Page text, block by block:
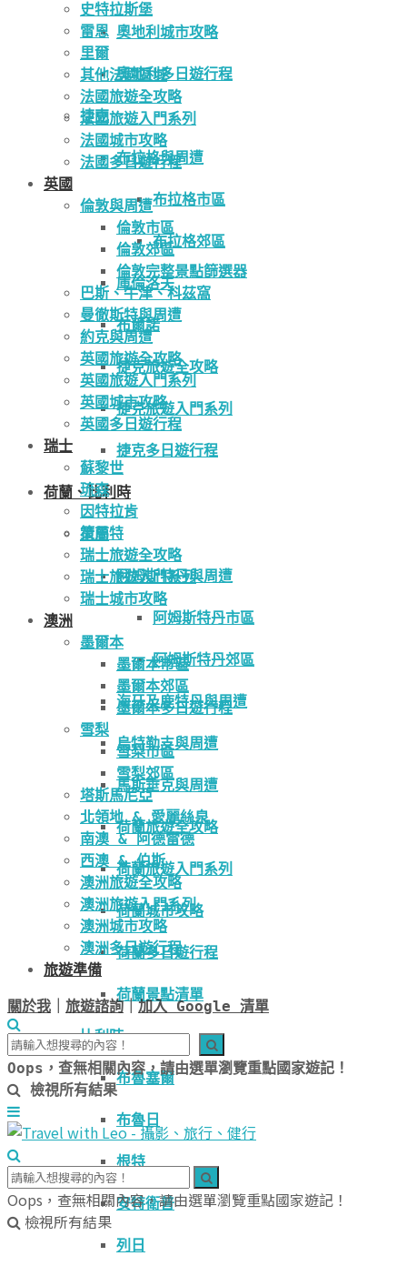
奧地利城市攻略
奧地利多日遊行程
捷克
布拉格與周遭
布拉格市區
布拉格郊區
庫倫洛夫
布爾諾
捷克旅遊全攻略
捷克旅遊入門系列
捷克多日遊行程
荷蘭、比利時
荷蘭
阿姆斯特丹與周遭
阿姆斯特丹市區
阿姆斯特丹郊區
海牙及鹿特丹與周遭
烏特勒支與周遭
馬斯垂克與周遭
荷蘭旅遊全攻略
荷蘭旅遊入門系列
荷蘭城市攻略
荷蘭多日遊行程
荷蘭景點清單
比利時
布魯塞爾
布魯日
根特
安特衛普
列日
史特拉斯堡
雷恩
里爾
其他法國區域
法國旅遊全攻略
法國旅遊入門系列
法國城市攻略
法國多日遊行程
英國
倫敦與周遭
倫敦市區
倫敦郊區
倫敦完整景點篩選器
巴斯、牛津、科茲窩
曼徹斯特與周遭
約克與周遭
英國旅遊全攻略
英國旅遊入門系列
英國城市攻略
英國多日遊行程
瑞士
蘇黎世
琉森
因特拉肯
策馬特
瑞士旅遊全攻略
瑞士旅遊入門系列
瑞士城市攻略
澳洲
墨爾本
墨爾本市區
墨爾本郊區
墨爾本多日遊行程
雪梨
雪梨市區
雪梨郊區
塔斯馬尼亞
北領地 & 愛麗絲泉
南澳 & 阿德雷德
西澳 & 伯斯
澳洲旅遊全攻略
澳洲旅遊入門系列
澳洲城市攻略
澳洲多日遊行程
旅遊準備
關於我 旅遊諮詢｜加入 Google 清單
Oops，查無相關內容，請由選單瀏覽重點國家遊記！
檢視所有結果
Oops，查無相關內容，請由選單瀏覽重點國家遊記！
檢視所有結果